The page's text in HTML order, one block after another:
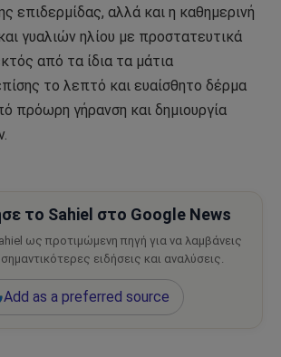
επιδερμίδας, αλλά και η καθημερινή
γυαλιών ηλίου με προστατευτικά
από τα ίδια τα μάτια
το λεπτό και ευαίσθητο δέρμα
πρόωρη γήρανση και δημιουργία
το Sahiel στο Google News
ως προτιμώμενη πηγή για να λαμβάνεις
ειδήσεις και αναλύσεις.
Add as a preferred source